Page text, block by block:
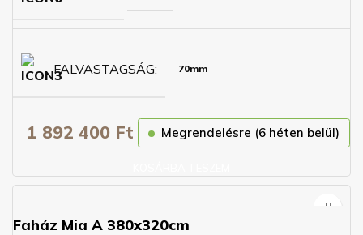
FALVASTAGSÁG 70mm
1 892 400 Ft Megrendelésre (6 héten belül)
Faház Mia A 380x320cm